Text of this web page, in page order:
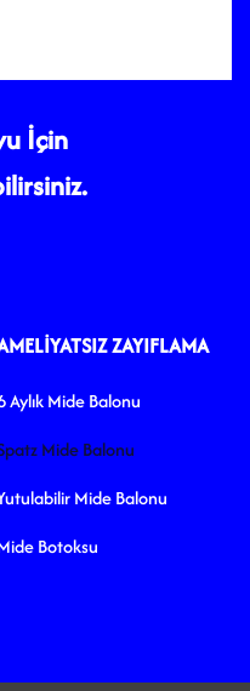
İçin
ZAYIFLAMA
Aylık Mide Balonu
Mide Balonu
Mide Balonu
Botoksu